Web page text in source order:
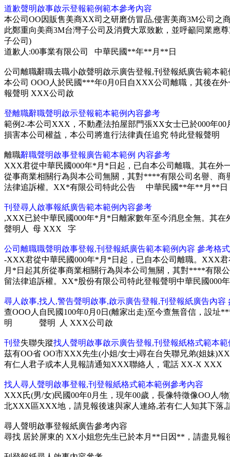
道歉聲明啟事啟示登報範例範本參考內容
本公司OO因販售美商XX司之研磨仿冒品,侵害美商3M公司之
此鄭重向美商3M台灣子公司及消費大眾致歉，並呼籲同業應
子公司)
道歉人:00事業有限公司 中華民國**年**月**日
公司離職辭職去職小啟聲明啟示廣告登報,刊登報紙廣告範本範
本公司 OOO人於民國***年0月0日自XXX公司離職，其後在
報聲明 XXX公司啟
登離職辭職聲明啟示登報範本範例內容參考
範例2-本公司XXX，不動產法拍屋部門張XX女士已於000年
損害本公司權益，本公司將進行法律責任追究 特此登報聲明
離職辭職聲明啟事登報 廣告範本範例 內容參考
XXX君從中華民國000年*月*日起，已自本公司離職。其在外
從事商業相關行為與本公司無關，其對****有限公司名譽、
法律追訴權。XX*有限公司特此公告 中華民國**年**月**日
刊登尋人啟事報紙廣告範本範例內容參考
,XXX已於中華民國000年*月*日離家數年至今消息全無。其
聲明人 母 XXX 字
公司離職職聲明啟事登報,刊登報紙廣告範本範例內容 參考格式
-XXX君從中華民國000年*月*日起，已自本公司離職。XXX
月*日起其所從事商業相關行為與本公司無關，其對****有限
留法律追訴權。XX*股份有限公司特此登報聲明中華民國000
尋人啟事,找人,警告聲明啟事,啟示廣告登報,刊登報紙廣告內容
查OOO人自民國100年0月0日(離家出走)至今查無音信，設
明 聲明 人 XXX公司啟
刊登失聯失蹤找人聲明啟事啟示廣告登報,刊登報紙格式範本
茲有OO省 OO市XXX先生(小姐/女士)尋在台失聯兄弟(姐妹
有仁人君子或本人見報請通知XXX聯絡人，電話 XX-X XXX
找人 尋人聲明啟事登報,刊登報紙格式範本範例參考內容
XXX氏(男/女)民國00年0月生，現年00歲，長像特徵像OO人/
北XXX區XXX地，請見報後速與家人連絡,若有仁人知其下
尋人聲明啟事登報紙廣告參考內容
尋找 居於屏東的 XX小姐您先生已於本月**日因**，請盡見